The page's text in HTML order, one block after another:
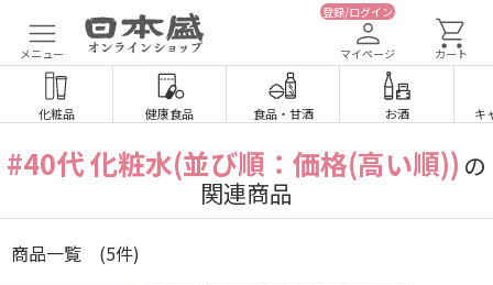
メニュー
登録/ログイン
マイページ カート
化粧品 健康食品 食品・ 甘酒 お酒 キ
#40代 化粧水(並び順：価格(高い順)) の
関連商品
商品一覧 (5件)